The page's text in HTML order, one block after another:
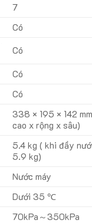
7
Có
Có
Có
Có
338 × 195 × 142
cao x rộng x sâu)
5.4 kg ( khi đầy
5.9 kg)
Nước máy
Dưới 35 ℃
70kPa～350kPa